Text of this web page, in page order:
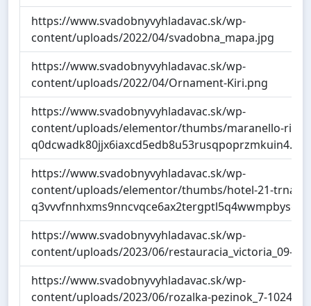
https://www.svadobnyvyhladavac.sk/wp-
content/uploads/2022/04/svadobna_mapa.jpg
https://www.svadobnyvyhladavac.sk/wp-
content/uploads/2022/04/Ornament-Kiri.png
https://www.svadobnyvyhladavac.sk/wp-
content/uploads/elementor/thumbs/maranello-
q0dcwadk80jjx6iaxcd5edb8u53rusqpoprzmkuin4.jpg
https://www.svadobnyvyhladavac.sk/wp-
content/uploads/elementor/thumbs/hotel-21-
https://www.svadobnyvyhladavac.sk/wp-
content/uploads/2023/06/restauracia_victoria_09-
https://www.svadobnyvyhladavac.sk/wp-
content/uploads/2023/06/rozalka-pezinok_7-